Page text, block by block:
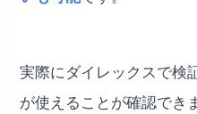
実際にダイレックスで検
が使えることが確認でき